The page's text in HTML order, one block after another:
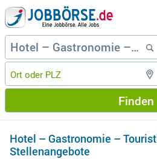
Finden
Hotel – Gastronomie –
Stellenangebote